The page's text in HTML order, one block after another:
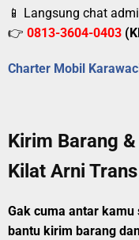
📱 Langsung chat
👉 0813-3604-0403
Charter Mobil
Kirim Barang
Kilat Arni
Gak cuma antar
bantu kirim barang